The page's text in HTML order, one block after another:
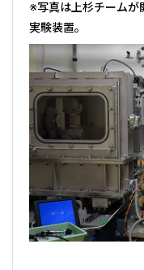
※写真は上杉チームが
実験装置。